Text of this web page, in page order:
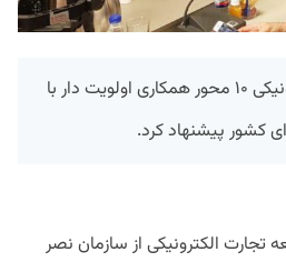
مرکز توسعه تجارت الکترونیکی ۱۰ محور همکاری اولویت دار با
کشور پیشنهاد کرد.
الکترونیکی از سازمان نصر